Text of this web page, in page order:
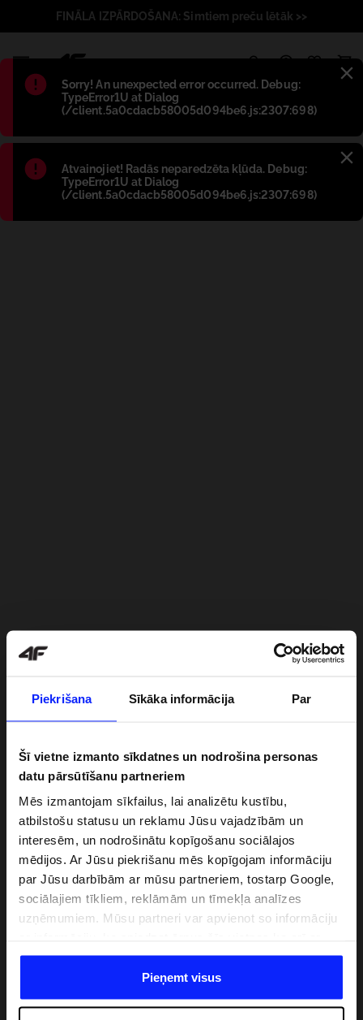
Piekrišana Sīkāka informācija Par
Šī vietne izmanto sīkdatnes un nodrošina personas
datu pārsūtīšanu partneriem
Mēs izmantojam sīkfailus, lai analizētu kustību,
atbilstošu statusu un reklamu Jūsu vajadzībām un
interesēm, un nodrošinātu kopīgošanu sociālajos
mēdijos. Ar Jūsu piekrišanu mēs kopīgojam informāciju
par Jūsu darbībām ar mūsu partneriem, tostarp Google,
sociālajiem tīkliem, reklāmām un tīmekļa analīzes
uzņēmumiem. Mūsu partneri var apvienot so informāciju
datiem, ko viņi iegūst, izmantojot viņu pakalpojumus. Ar
Jūsu atļauju, mēs varam pārsūtīt Jūsu personas datus
saviem partneriem, lai uzlabotu veidu, kadā tiek rādīta
Pieņemt visus
Błąd:
Sorry! An unexpected error occurred. Debug:
TypeError1U at Dialog
(/client.5a0cdacb58005d094be6.js:2307:698)
Błąd:
Atvainojiet! Radās neparedzēta kļūda. Debug:
TypeError1U at Dialog
(/client.5a0cdacb58005d094be6.js:2307:698)
FINĀLA IZPĀRDOŠANA: Simtiem preču lētāk >>